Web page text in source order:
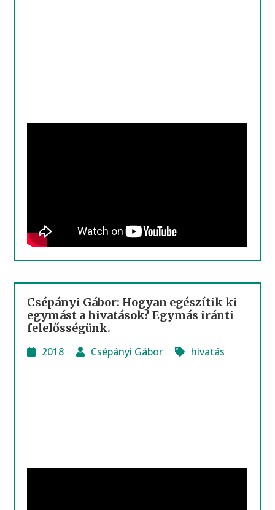
Csépányi Gábor: Hogyan egészítik ki
egymást a hivatások? Egymás iránti
felelősségünk.
2018 Csépányi Gábor hivatás